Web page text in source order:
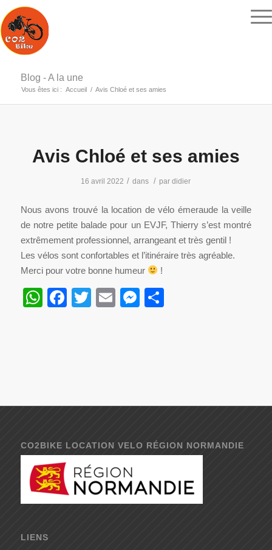
Blog - A la une
Vous êtes ici : Accueil / Avis Chloé et ses amies
Avis Chloé et ses amies
16 avril 2022 / dans / pardidier
Nous avons trouvé la location de vélo émeraude la veille
de notre petite balade pour un EVJF, Thierry s’est montré
extrêmement professionnel, arrangeant et très gentil !
Les vélos sont confortables et l’itinéraire très agréable.
Merci pour votre bonne humeur
!
WhatsApp
Facebook
Twitter
EmailMessenger
CO2BIKE LOCATION VELO RÉGION NORMANDIE
LIENS